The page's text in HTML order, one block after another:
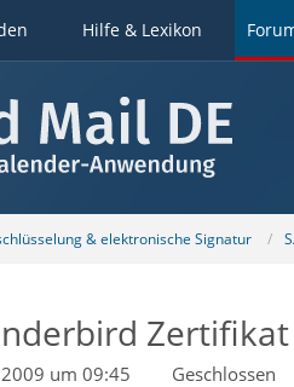
Hilfe & Lexikon
& elektronische Signatur
Zertifikat
um 09:45 Geschlossen